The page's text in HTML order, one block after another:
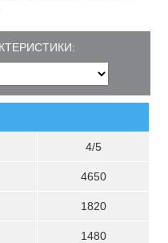
4/5
4650
1820
1480